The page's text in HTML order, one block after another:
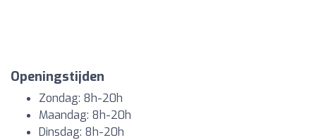
Openingstijden
Zondag: 8h-20h
Maandag: 8h-20h
Dinsdag: 8h-20h